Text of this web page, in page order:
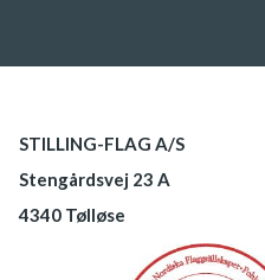
STILLING-FLAG A/S
Stengårdsvej 23 A
4340 Tølløse